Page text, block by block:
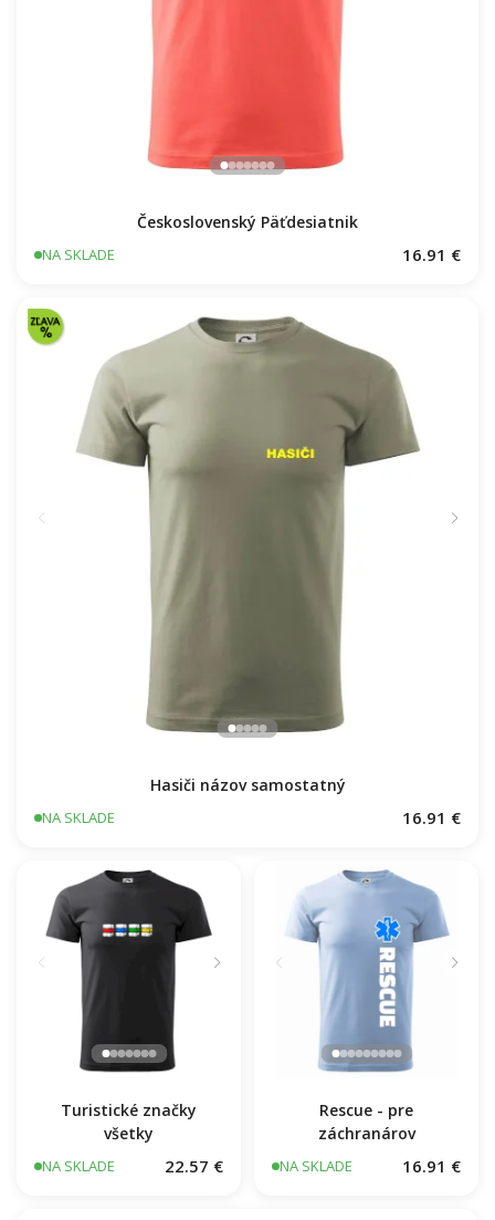
Československý Päťdesiatnik
NA SKLADE 16.91 €
Hasiči názov samostatný
NA SKLADE 16.91 €
Turistické značky
všetky
NA SKLADE 22.57 €
Rescue - pre
záchranárov
NA SKLADE 16.91 €